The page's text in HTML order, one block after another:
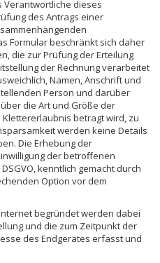
Verantwortliche dieses
des Antrags einer
Formular beschränkt sich daher
die zur Prüfung der Erteilung
der Rechnung verarbeitet
Namen, Anschrift und
Person und darüber
die Art und Größe der
betragt wird, zu
werden keine Details
Die Erhebung der
der betroffenen
kenntlich gemacht durch
Option vor dem
begründet werden dabei
und die zum Zeitpunkt der
des Endgerätes erfasst und